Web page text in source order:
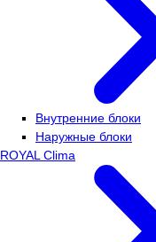
Внутренние блоки
Наружные блоки
ROYAL Clima